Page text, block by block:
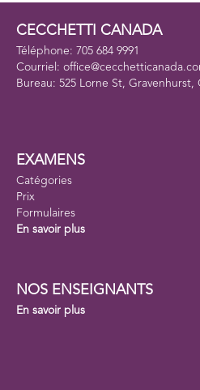
CECCHETTI CANADA
Téléphone: 705 684 9991
Courriel:
Bureau: 525 Lorne St, Gravenhurst,
EXAMENS
Catégories
Prix
Formulaires
En savoir plus
NOS ENSEIGNANTS
En savoir plus